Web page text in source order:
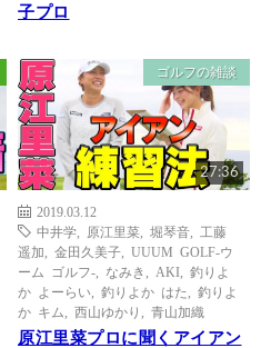
子プロ
ゴルフの雑談
27:36
2019.03.12
中井学
原江里菜 堀琴音
工藤
遥加
金田久美子
UUUM GOLF-ウ
ーム ゴルフ-
なみき AKI
釣りよ
か よーらい
釣りよか はた
釣りよ
か キム
西山ゆかり 青山加織
原江里菜プロに聞くアイアン